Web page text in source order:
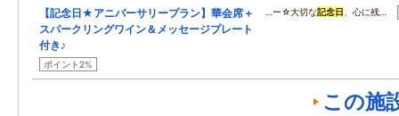
【記念日★アニバーサリープラン】華会席＋
スパークリングワイン＆メッセージプレート
付き♪
ポイント2%
…ー☆大切な記念日 、心に残…
この施